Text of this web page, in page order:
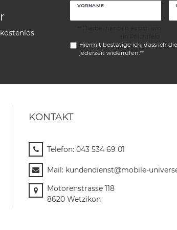
VORNAME
Hiermit bestätige ich, dass ich die
jederzeit widerrufen.**
KONTAKT
Telefon: 043 534 69 01
Mail: kundendienst@mobile-
Motorenstrasse 118
8620 Wetzikon